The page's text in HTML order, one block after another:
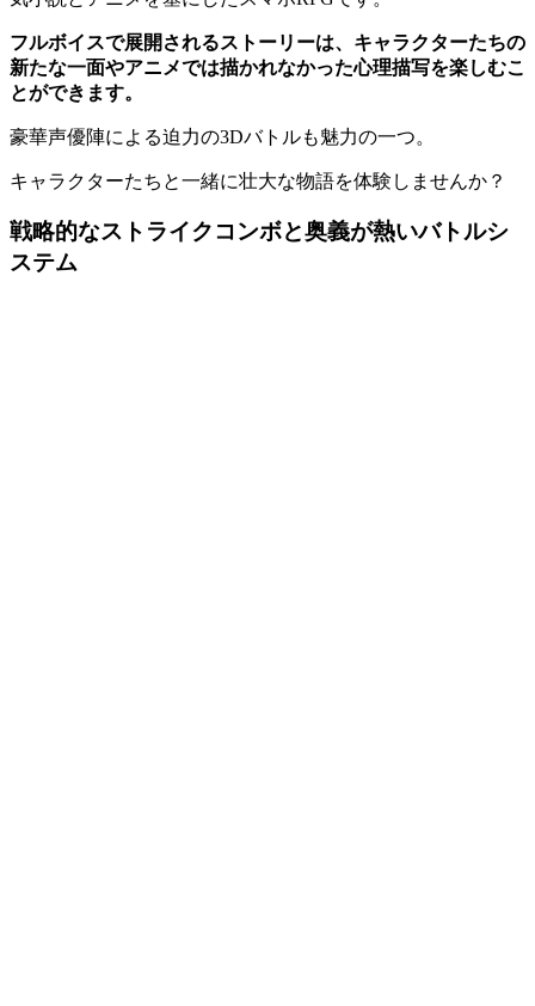
フルボイスで展開されるストーリーは、キャラクターたちの
新たな一面やアニメでは描かれなかった心理描写を楽しむこ
とができます。
豪華声優陣による迫力の3Dバトルも魅力の一つ。
キャラクターたちと一緒に壮大な物語を体験しませんか？
戦略的なストライクコンボと奥義が熱いバトルシ
ステム